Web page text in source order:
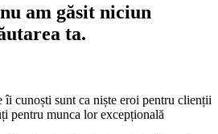
am găsit niciun
ta.
îi cunoști sunt ca niște eroi pentru clienții
pentru munca lor excepțională